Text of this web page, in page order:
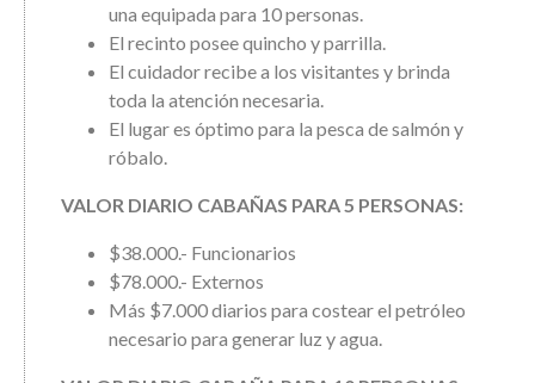
una equipada para 10 personas.
El recinto posee quincho y parrilla.
El cuidador recibe a los visitantes y brinda
toda la atención necesaria.
El lugar es óptimo para la pesca de salmón y
róbalo.
VALOR DIARIO CABAÑAS PARA 5 PERSONAS:
$38.000.- Funcionarios
$78.000.- Externos
Más $7.000 diarios para costear el petróleo
necesario para generar luz y agua.